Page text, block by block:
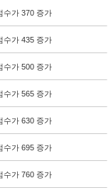
수가 370 증가
수가 435 증가
수가 500 증가
수가 565 증가
수가 630 증가
수가 695 증가
수가 760 증가